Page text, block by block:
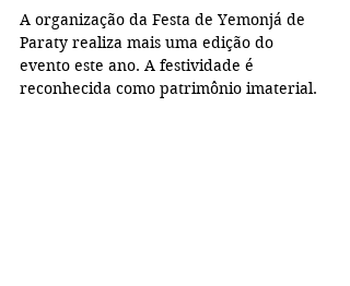
A organização da Festa de Yemonjá de
Paraty realiza mais uma edição do
evento este ano. A festividade é
reconhecida como patrimônio imaterial.